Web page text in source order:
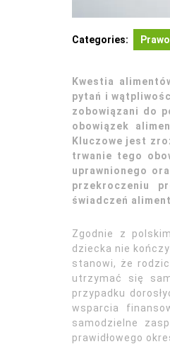
Categories: Prawo
Kwestia
pytań i
zobowiązani do
obowiązek
Kluczowe jest
trwanie tego
uprawnionego
przekroczeniu
świadczeń
Zgodnie z
dziecka nie
stanowi, że
utrzymać się
przypadku
wsparcia
samodzielne
prawidłowego